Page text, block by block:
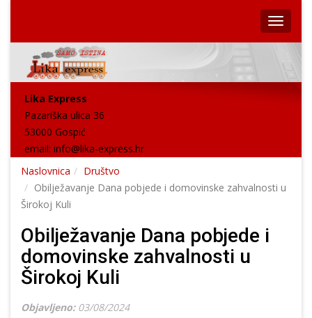
Lika Express
Pazariška ulica 36
53000 Gospić
email: info@lika-express.hr
Naslovnica
Društvo
Obilježavanje Dana pobjede i domovinske zahvalnosti u
Širokoj Kuli
Obilježavanje Dana pobjede i
domovinske zahvalnosti u
Širokoj Kuli
Objavljeno: 03/08/2024